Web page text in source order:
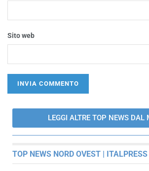
Sito web
LEGGI ALTRE TOP NEWS DAL
TOP NEWS NORD OVEST | ITALPRESS